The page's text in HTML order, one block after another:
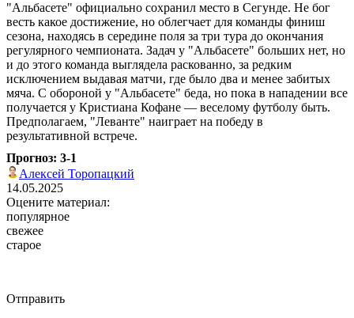
"Альбасете" официально сохранил место в Сегунде. Не бог
весть какое достижение, но облегчает для команды финиш
сезона, находясь в середине поля за три тура до окончания
регулярного чемпионата. Задач у "Альбасете" больших нет, но
и до этого команда выглядела раскованно, за редким
исключением выдавая матчи, где было два и менее забитых
мяча. С обороной у "Альбасете" беда, но пока в нападении все
получается у Кристиана Кофане ― веселому футболу быть.
Предполагаем, "Леванте" наиграет на победу в
результативной встрече.
Прогноз: 3-1
Алексей Торопацкий
14.05.2025
Оцените материал:
популярное
свежее
старое
Отправить